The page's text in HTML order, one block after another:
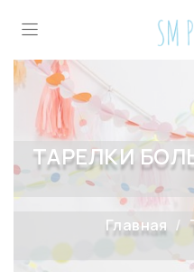
ТАРЕЛКИ
Главная